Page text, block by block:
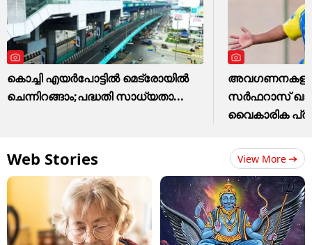
കൊച്ചി എയര്‍പോട്ടില്‍ മെട്രോയില്‍
ചെന്നിറങ്ങാം;പദ്ധതി സാധ്യതാ...
സര്‍ഫറാസ്
വൈകാരിക
Web Stories View More